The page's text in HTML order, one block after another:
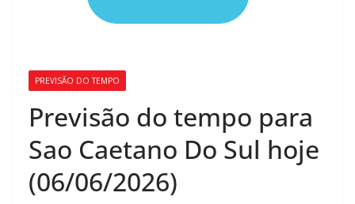
PREVISÃO DO TEMPO
Previsão do tempo para
Sao Caetano Do Sul hoje
(06/06/2026)